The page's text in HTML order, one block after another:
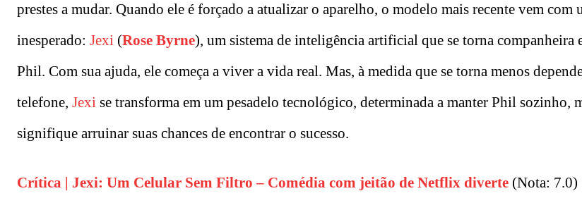
prestes a mudar. Quando ele é forçado a atualizar o aparelho, o modelo mais recente vem com
inesperado: Jexi (Rose Byrne), um sistema de inteligência artificial que se torna companheira
Phil. Com sua ajuda, ele começa a viver a vida real. Mas, à medida que se torna menos
telefone, Jexi se transforma em um pesadelo tecnológico, determinada a manter Phil sozinho,
signifique arruinar suas chances de encontrar o sucesso.
Crítica | Jexi: Um Celular Sem Filtro – Comédia com jeitão de Netflix diverte (Nota: 7.0)